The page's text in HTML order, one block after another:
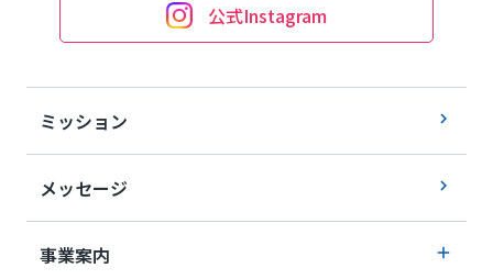
公式Instagram
ミッション
メッセージ
事業案内